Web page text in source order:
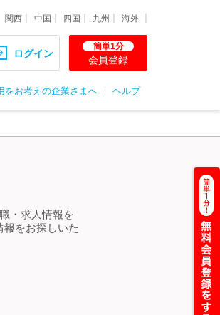
関西 中国 四国 九州 海外
ログイン
簡単1分
会員登録
をお考えの企業さまへ ヘルプ
・求人情報を
をお探しいた